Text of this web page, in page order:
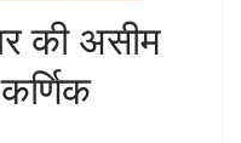
की असीम